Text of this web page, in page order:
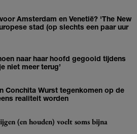
Amsterdam en Venetië? 'The New
stad (op slechts een paar uur
naar haar hoofd gegooid tijdens
niet meer terug’
Conchita Wurst tegenkomen op de
realiteit worden
(en houden) voelt soms bijna